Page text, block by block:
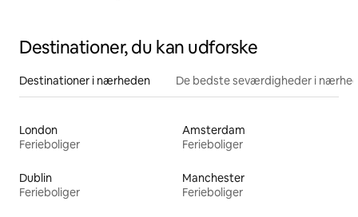
Destinationer, du kan udforske
Destinationer i nærheden De bedste seværdigheder i
London
Ferieboliger
Amsterdam
Ferieboliger
Dublin
Ferieboliger
Manchester
Ferieboliger